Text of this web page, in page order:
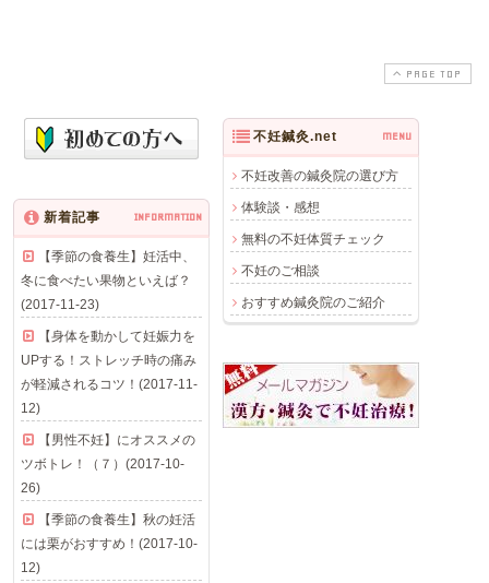
PAGE TOP
不妊鍼灸.net MENU
不妊改善の鍼灸院の選び方
体験談・感想
無料の不妊体質チェック
不妊のご相談
おすすめ鍼灸院のご紹介
新着記事 INFORMATION
【季節の食養生】妊活中、
冬に食べたい果物といえば？
(2017-11-23)
【身体を動かして妊娠力を
UPする！ストレッチ時の痛み
が軽減されるコツ！(2017-11-
12)
【男性不妊】にオススメの
ツボトレ！（７）(2017-10-
26)
【季節の食養生】秋の妊活
には栗がおすすめ！(2017-10-
12)